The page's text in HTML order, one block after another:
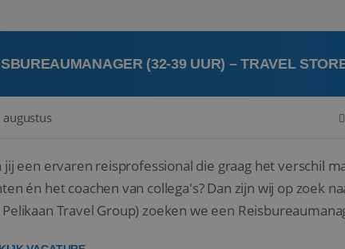
(32-39 UUR) – TRAVEL
augustus
jij een ervaren reisprofessional die graag het verschil
én het coachen van collega's? Dan zijn wij op zoek naar jou. Bij Travel Store Leerdam
Travel Group) zoeken we een